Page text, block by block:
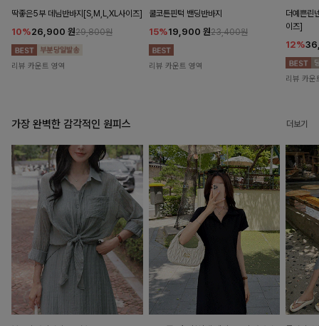
딱좋은5부 데님반바지[S,M,L,XL사이즈]
10%26,900 원29,800원
리뷰 카운트 영역
쿨코튼핀턱 밴딩반바지
15%19,900 원23,400원
리뷰 카운트 영역
더예쁜린
이즈]
12%
리뷰 카운
가장 완벽한 감각적인 원피스 더보기